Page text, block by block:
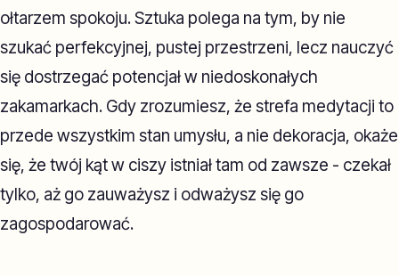
ołtarzem spokoju. Sztuka polega na tym, by nie
szukać perfekcyjnej, pustej przestrzeni, lecz nauczyć
się dostrzegać potencjał w niedoskonałych
zakamarkach. Gdy zrozumiesz, że strefa medytacji to
przede wszystkim stan umysłu, a nie dekoracja, okaże
się, że twój kąt w ciszy istniał tam od zawsze - czekał
tylko, aż go zauważysz i odważysz się go
zagospodarować.